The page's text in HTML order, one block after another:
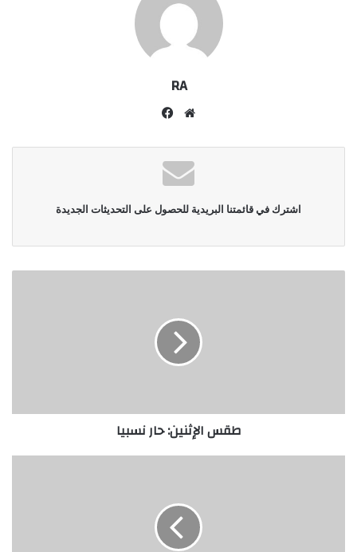
RA
موقع
اشترك في قائمتنا البريدية للحصول على التحديثات الجديدة
طقس الإثنين: حار نسبيا